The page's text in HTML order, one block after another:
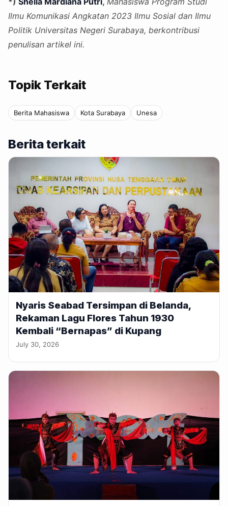
Ilmu Komunikasi Angkatan 2023 Ilmu Sosial dan Ilmu
Politik Universitas Negeri Surabaya, berkontribusi
penulisan artikel ini.
Topik Terkait
Berita Mahasiswa Kota Surabaya Unesa
Berita terkait
Nyaris Seabad Tersimpan di Belanda,
Rekaman Lagu Flores Tahun 1930
Kembali “Bernapas” di Kupang
July 30, 2026